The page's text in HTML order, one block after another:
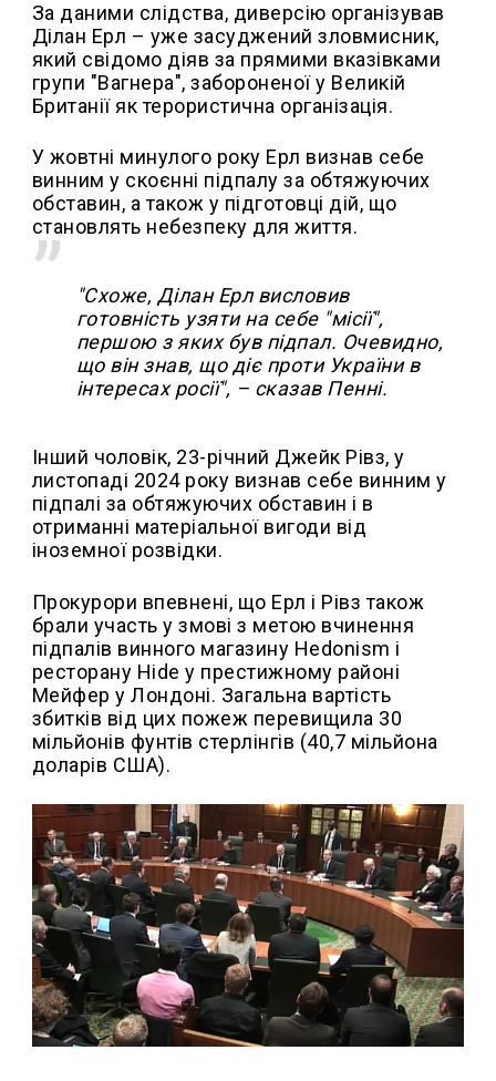
За даними слідства, диверсію організував
Ділан Ерл – уже засуджений зловмисник,
який свідомо діяв за прямими вказівками
групи "Вагнера", забороненої у Великій
Британії як терористична організація.
У жовтні минулого року Ерл визнав себе
винним у скоєнні підпалу за обтяжуючих
обставин, а також у підготовці дій, що
становлять небезпеку для життя.
"Схоже, Ділан Ерл висловив
готовність узяти на себе "місії",
першою з яких був підпал. Очевидно,
що він знав, що діє проти України в
інтересах росії", – сказав Пенні.
Інший чоловік, 23-річний Джейк Рівз, у
листопаді 2024 року визнав себе винним у
підпалі за обтяжуючих обставин і в
отриманні матеріальної вигоди від
іноземної розвідки.
Прокурори впевнені, що Ерл і Рівз також
брали участь у змові з метою вчинення
підпалів винного магазину Hedonism і
ресторану Hide у престижному районі
Мейфер у Лондоні. Загальна вартість
збитків від цих пожеж перевищила 30
мільйонів фунтів стерлінгів (40,7 мільйона
доларів США).